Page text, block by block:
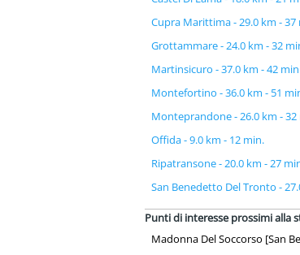
Cupra Marittima - 29.0 km - 37
Grottammare - 24.0 km - 32
Martinsicuro - 37.0 km - 42
Montefortino - 36.0 km - 51
Monteprandone - 26.0 km - 32
Offida - 9.0 km - 12 min.
Ripatransone - 20.0 km - 27
San Benedetto Del Tronto -
Punti di interesse prossimi alla
Madonna Del Soccorso [San